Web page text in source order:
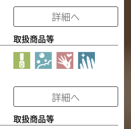
詳細へ
取扱商品等
詳細へ
取扱商品等